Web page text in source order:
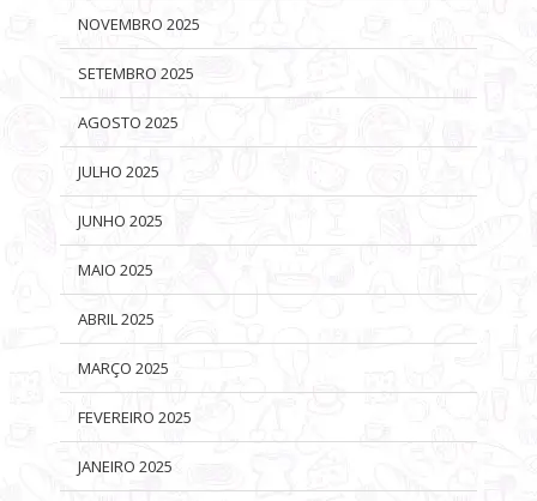
NOVEMBRO 2025
SETEMBRO 2025
AGOSTO 2025
JULHO 2025
JUNHO 2025
MAIO 2025
ABRIL 2025
MARÇO 2025
FEVEREIRO 2025
JANEIRO 2025